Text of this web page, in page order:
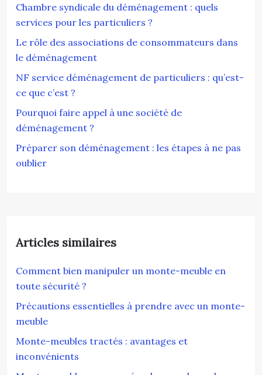
Chambre syndicale du déménagement : quels
services pour les particuliers ?
Le rôle des associations de consommateurs dans
le déménagement
NF service déménagement de particuliers : qu’est-
ce que c’est ?
Pourquoi faire appel à une société de
déménagement ?
Préparer son déménagement : les étapes à ne pas
oublier
Articles similaires
Comment bien manipuler un monte-meuble en
toute sécurité ?
Précautions essentielles à prendre avec un monte-
meuble
Monte-meubles tractés : avantages et
inconvénients